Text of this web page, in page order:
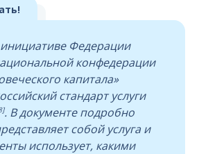
Федерации
конфедерации
капитала»
стандарт услуги
. В документе подробно
собой услуга и
использует, какими